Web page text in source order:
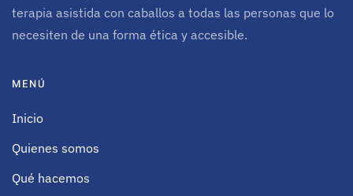
terapia asistida con caballos a todas las personas que lo
necesiten de una forma ética y accesible.
MENÚ
Inicio
Quienes somos
Qué hacemos